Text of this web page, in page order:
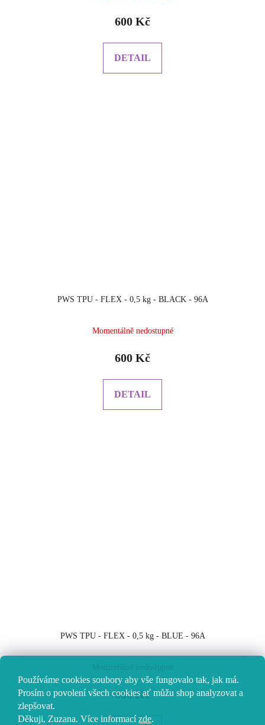
Používáme cookies soubory aby vše fungovalo tak, jak má.
Prosím o povolení všech cookies ať můžu shop analyzovat a
zlepšovat.
Děkuji, Zuzana. Více informací zde.
600 Kč
DETAIL
PWS TPU - FLEX - 0,5 kg - BLACK - 96A
Momentálně nedostupné
600 Kč
DETAIL
PWS TPU - FLEX - 0,5 kg - BLUE - 96A
600 Kč